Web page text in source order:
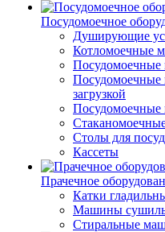
Посудомоечное
Душирующие
Котломоечные
Посудомоечные
загрузкой
Посудомоечные
Столы для
Кассеты
Прачечное
Катки
Машины
Стиральные